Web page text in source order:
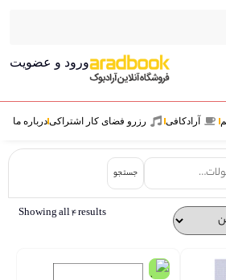
ورود و عضویت
آرادکافی رزرو فضای کار اشتراکی درباره ما
جستجو
Showing all 4 results